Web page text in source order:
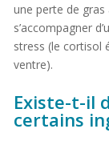
une perte de
s’accompagner
stress (le cortisol
ventre).
Existe-t-il
certains